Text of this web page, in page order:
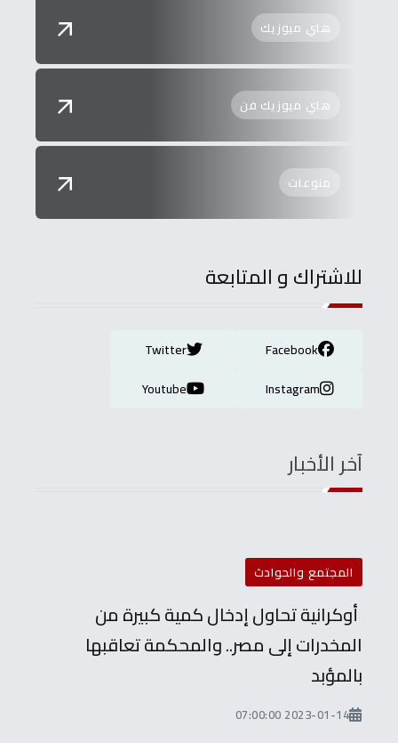
هاي ميوزيك
هاي ميوزيك فن
منوعات
للاشتراك و المتابعة
Facebook
Twitter
Instagram
Youtube
آخر الأخبار
المجتمع والحوادث
أوكرانية تحاول إدخال كمية كبيرة من
المخدرات إلى مصر.. والمحكمة تعاقبها
بالمؤبد
2023-01-14 07:00:00